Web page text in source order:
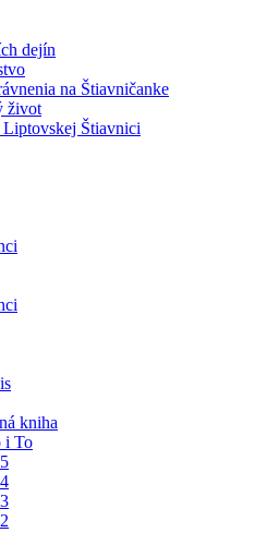
dejín
na Štiavničanke
život
Štiavnici
kniha
i To